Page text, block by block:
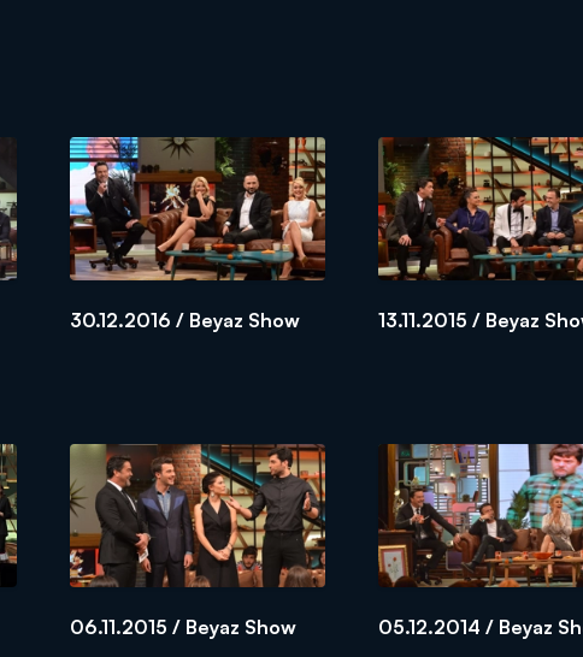
30.12.2016 / Beyaz Show 13.11.2015 / Beyaz
06.11.2015 / Beyaz Show 05.12.2014 / Beyaz